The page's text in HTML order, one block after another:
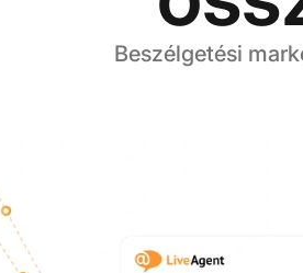
Beszélgetési